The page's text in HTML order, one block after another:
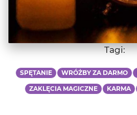
Tagi:
SPĘTANIE WRÓŻBY ZA DARMO
ZAKLĘCIA MAGICZNE KARMA